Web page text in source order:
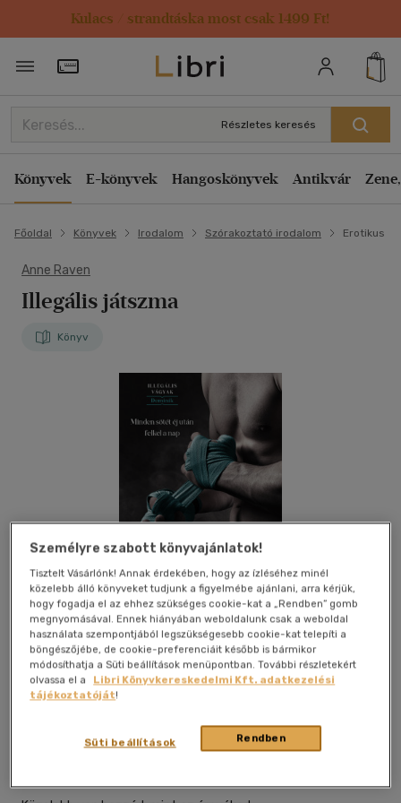
Kulacs / strandtáska most csak 1499 Ft!
Törzsvásárlói Kártya adatai
Részletes keresés
Könyvek E-könyvek Hangoskönyvek Antikvár
Főoldal Könyvek Irodalom Szórakoztató irodalom Erotikus
Anne Raven
Illegális játszma
Könyv
Kívánságlistához adom Megosztom
Magánkiadás|2023|magyar nyelvű|puhatáblás,
Személyre szabott könyvajánlatok!
Tisztelt Vásárlónk! Annak érdekében, hogy az ízléséhez minél
közelebb álló könyveket tudjunk a figyelmébe ajánlani, arra kérjük,
hogy fogadja el az ehhez szükséges cookie-kat a „Rendben” gomb
megnyomásával. Ennek hiányában weboldalunk csak a weboldal
használata szempontjából legszükségesebb cookie-kat telepíti a
böngészőjébe, de cookie-preferenciáit később is bármikor
módosíthatja a Süti beállítások menüpontban. További részletekért
olvassa el a
Libri Könyvkereskedelmi Kft. adatkezelési
tájékoztatóját!
Rendben
Süti beállítások